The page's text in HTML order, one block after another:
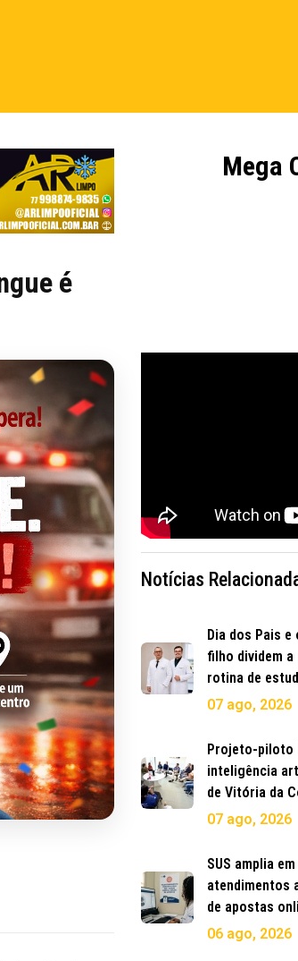
é
Mega
Notícias
Dia dos Pais
filho dividem a
rotina de
07 ago, 2026
Projeto-piloto
inteligência
de Vitória da
07 ago, 2026
SUS amplia
atendimentos
de apostas
06 ago, 2026